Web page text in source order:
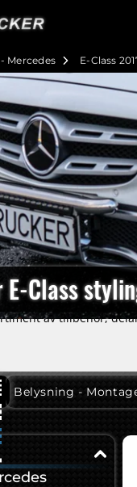
E-Class
Mercedes
Class
av tillbehör,
E-Class 2017+
Belysning -